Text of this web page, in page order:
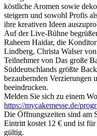
köstliche Aromen sowie
steigern und sowohl Profis
ihre kreativen Ideen
Auf der Live-Bühne
Raheem Haidar, die
Lindberg, Christa Walser
Teilnehmer von Das große
Süddeutschlands größte
bezaubernden Verzierungen
beeindrucken.
Melden Sie sich zu einem
https://mycakemesse.de/
Die Öffnungszeiten sind am
Eintritt kostet 12 € und ist
gültig.